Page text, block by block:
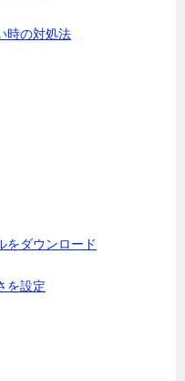
時の対処法
をダウンロード
を設定